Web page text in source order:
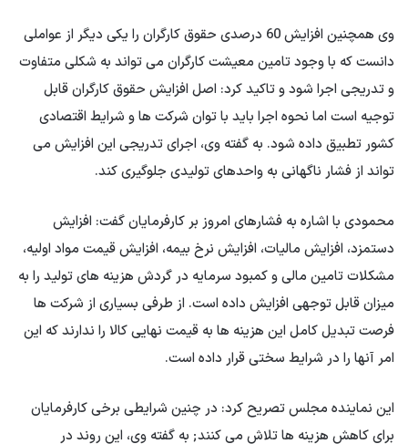
وی همچنین افزایش 60 درصدی حقوق کارگران را یکی دیگر از عواملی
دانست که با وجود تامین معیشت کارگران می تواند به شکلی متفاوت
و تدریجی اجرا شود و تاکید کرد: اصل افزایش حقوق کارگران قابل
توجیه است اما نحوه اجرا باید با توان شرکت ها و شرایط اقتصادی
کشور تطبیق داده شود. به گفته وی، اجرای تدریجی این افزایش می
تواند از فشار ناگهانی به واحدهای تولیدی جلوگیری کند.
محمودی با اشاره به فشارهای امروز بر کارفرمایان گفت: افزایش
دستمزد، افزایش مالیات، افزایش نرخ بیمه، افزایش قیمت مواد اولیه،
مشکلات تامین مالی و کمبود سرمایه در گردش هزینه های تولید را به
میزان قابل توجهی افزایش داده است. از طرفی بسیاری از شرکت ها
فرصت تبدیل کامل این هزینه ها به قیمت نهایی کالا را ندارند که این
امر آنها را در شرایط سختی قرار داده است.
این نماینده مجلس تصریح کرد: در چنین شرایطی برخی کارفرمایان
برای کاهش هزینه ها تلاش می کنند; به گفته وی، این روند در